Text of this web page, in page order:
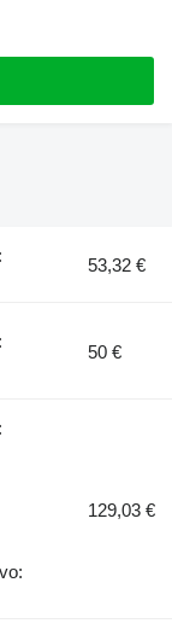
53,32 €
50 €
129,03 €